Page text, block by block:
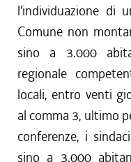
l'individuazione di
Comune non
sino a 3.000
regionale
locali, entro venti
al comma 3, ultimo
conferenze, i
sino a 3.000